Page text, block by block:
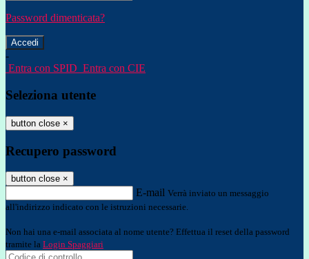
Password dimenticata?
-
Entra con SPID Entra con CIE
Seleziona utente
button close ×
Recupero password
button close ×
E-mail Verrà inviato un messaggio
all'indirizzo indicato con le istruzioni necessarie.
Non hai una e-mail associata al nome utente? Effettua il reset della password
tramite la Login Spaggiari